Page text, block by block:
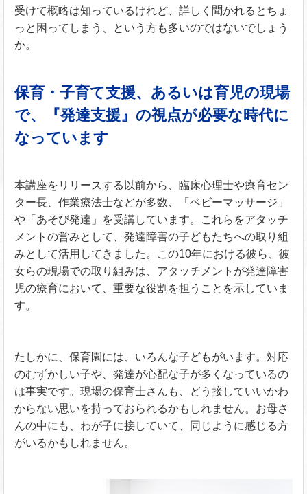
受けて概略は知っているけれど、詳しく聞かれるとちょ
っと困ってしまう、という方も多いのではないでしょう
か。
保育・子育て支援、あるいは育児の現場
で、『発達支援』の視点が必要な時代に
なっています
本講座をリリースする以前から、臨床心理士や療育セン
ター長、作業療法士などが多数、「ベビーマッサージ」
や「あそび発達」を受講しています。これらをアタッチ
メントの営みとして、発達障害の子どもたちへの取り組
みとして活用してきました。この10年における彼ら、彼
女らの現場での取り組みは、アタッチメントが発達障害
児の療育において、重要な役割を担うことを示していま
す。
たしかに、保育園には、いろんな子どもがいます。対応
のむずかしい子や、発達が心配な子が多くなっているの
は事実です。現場の保育士さんも、どう接していいかわ
からない思いを持っておられるかもしれません。お母さ
んの中にも、わが子に接していて、同じように感じる方
がいるかもしれません。